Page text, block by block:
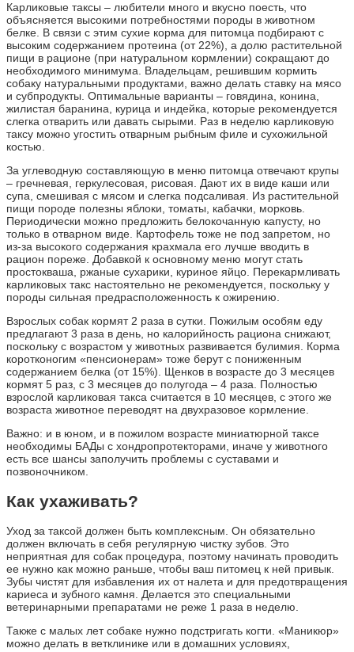
Карликовые таксы – любители много и вкусно поесть, что
объясняется высокими потребностями породы в животном
белке. В связи с этим сухие корма для питомца подбирают с
высоким содержанием протеина (от 22%), а долю растительной
пищи в рационе (при натуральном кормлении) сокращают до
необходимого минимума. Владельцам, решившим кормить
собаку натуральными продуктами, важно делать ставку на мясо
и субпродукты. Оптимальные варианты – говядина, конина,
жилистая баранина, курица и индейка, которые рекомендуется
слегка отварить или давать сырыми. Раз в неделю карликовую
таксу можно угостить отварным рыбным филе и сухожильной
костью.
За углеводную составляющую в меню питомца отвечают крупы
– гречневая, геркулесовая, рисовая. Дают их в виде каши или
супа, смешивая с мясом и слегка подсаливая. Из растительной
пищи породе полезны яблоки, томаты, кабачки, морковь.
Периодически можно предложить белокочанную капусту, но
только в отварном виде. Картофель тоже не под запретом, но
из-за высокого содержания крахмала его лучше вводить в
рацион пореже. Добавкой к основному меню могут стать
простокваша, ржаные сухарики, куриное яйцо. Перекармливать
карликовых такс настоятельно не рекомендуется, поскольку у
породы сильная предрасположенность к ожирению.
Взрослых собак кормят 2 раза в сутки. Пожилым особям еду
предлагают 3 раза в день, но калорийность рациона снижают,
поскольку с возрастом у животных развивается булимия. Корма
коротконогим «пенсионерам» тоже берут с пониженным
содержанием белка (от 15%). Щенков в возрасте до 3 месяцев
кормят 5 раз, с 3 месяцев до полугода – 4 раза. Полностью
взрослой карликовая такса считается в 10 месяцев, с этого же
возраста животное переводят на двухразовое кормление.
Важно: и в юном, и в пожилом возрасте миниатюрной таксе
необходимы БАДы с хондропротекторами, иначе у животного
есть все шансы заполучить проблемы с суставами и
позвоночником.
Как ухаживать?
Уход за таксой должен быть комплексным. Он обязательно
должен включать в себя регулярную чистку зубов. Это
неприятная для собак процедура, поэтому начинать проводить
ее нужно как можно раньше, чтобы ваш питомец к ней привык.
Зубы чистят для избавления их от налета и для предотвращения
кариеса и зубного камня. Делается это специальными
ветеринарными препаратами не реже 1 раза в неделю.
Также с малых лет собаке нужно подстригать когти. «Маникюр»
можно делать в ветклинике или в домашних условиях,